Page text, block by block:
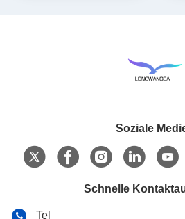
Soziale
Schnelle
Tel